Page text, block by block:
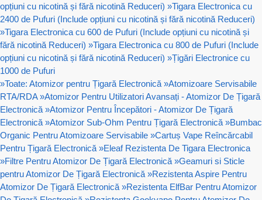
opțiuni cu nicotină și fără nicotină Reduceri) »Tigara Electronica cu
2400 de Pufuri (Include opțiuni cu nicotină și fără nicotină Reduceri)
»Tigara Electronica cu 600 de Pufuri (Include opțiuni cu nicotină și
fără nicotină Reduceri) »Tigara Electronica cu 800 de Pufuri (Include
opțiuni cu nicotină și fără nicotină Reduceri) »Țigări Electronice cu
1000 de Pufuri
»Toate: Atomizor pentru Țigară Electronică »Atomizoare Servisabile
RTA/RDA »Atomizor Pentru Utilizatori Avansați - Atomizor De Țigară
Electronică »Atomizor Pentru Începători - Atomizor De Țigară
Electronică »Atomizor Sub-Ohm Pentru Țigară Electronică »Bumbac
Organic Pentru Atomizoare Servisabile »Cartuș Vape Reîncărcabil
Pentru Țigară Electronică »Eleaf Rezistenta De Tigara Electronica
»Filtre Pentru Atomizor De Țigară Electronică »Geamuri si Sticle
pentru Atomizor De Țigară Electronică »Rezistenta Aspire Pentru
Atomizor De Țigară Electronică »Rezistenta ElfBar Pentru Atomizor